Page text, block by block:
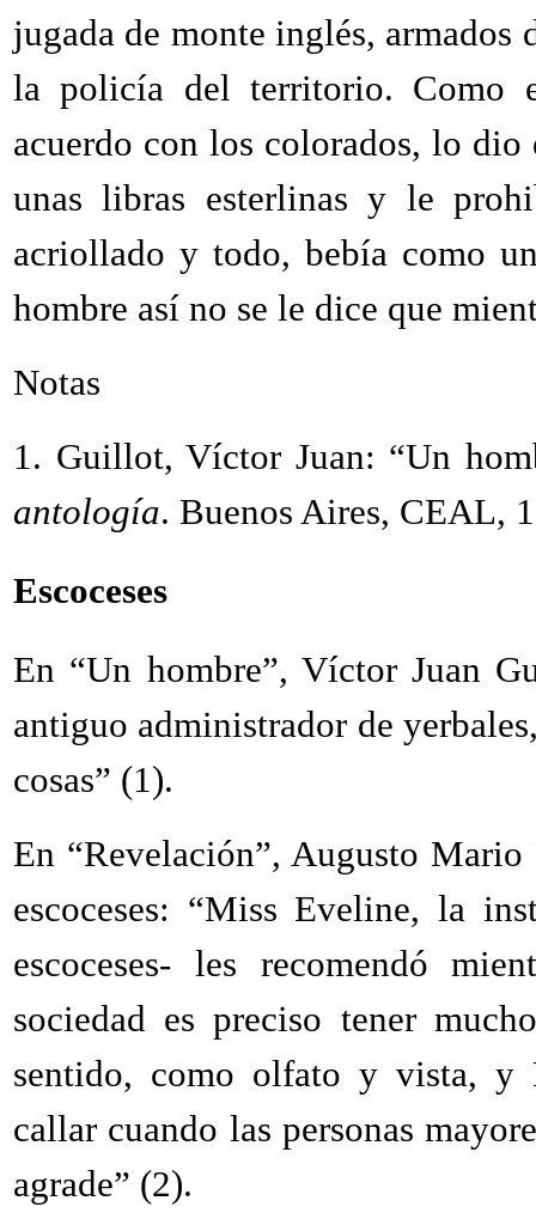
jugada de monte inglés, armados
la policía del territorio. Como
acuerdo con los colorados, lo
unas libras esterlinas y le
acriollado y todo, bebía como
hombre así no se le dice que
Notas
1. Guillot, Víctor Juan: “Un
antología. Buenos Aires, CEAL,
Escoceses
En “Un hombre”, Víctor Juan
antiguo administrador de
cosas” (1).
En “Revelación”, Augusto
escoceses: “Miss Eveline, la
escoceses- les recomendó
sociedad es preciso tener
sentido, como olfato y vista, y
callar cuando las personas
agrade” (2).